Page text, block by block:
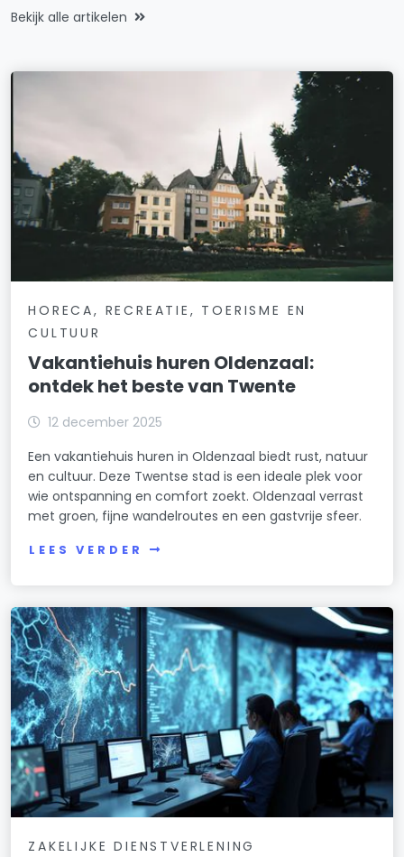
Bekijk alle artikelen
HORECA, RECREATIE, TOERISME EN
CULTUUR
Vakantiehuis huren Oldenzaal:
ontdek het beste van Twente
12 december 2025
Een vakantiehuis huren in Oldenzaal biedt rust, natuur
en cultuur. Deze Twentse stad is een ideale plek voor
wie ontspanning en comfort zoekt. Oldenzaal verrast
met groen, fijne wandelroutes en een gastvrije sfeer.
LEES VERDER
ZAKELIJKE DIENSTVERLENING